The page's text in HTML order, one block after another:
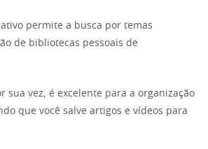
permite a busca por temas
de bibliotecas pessoais de
sua vez, é excelente para a organização
que você salve artigos e vídeos para